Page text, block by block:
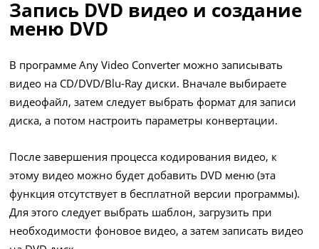
Запись DVD видео и создание
меню DVD
В программе Any Video Converter можно записывать
видео на CD/DVD/Blu-Ray диски. Вначале выбираете
видеофайл, затем следует выбрать формат для записи
диска, а потом настроить параметры конвертации.
После завершения процесса кодирования видео, к
этому видео можно будет добавить DVD меню (эта
функция отсутствует в бесплатной версии программы).
Для этого следует выбрать шаблон, загрузить при
необходимости фоновое видео, а затем записать видео